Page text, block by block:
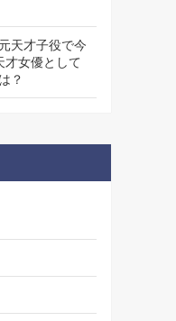
天才子役で今
才女優として
？